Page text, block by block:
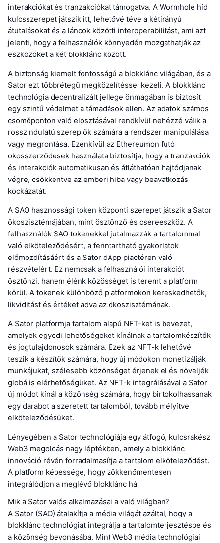
interakciókat és tranzakciókat támogatva. A Wormhole híd
kulcsszerepet játszik itt, lehetővé téve a kétirányú
átutalásokat és a láncok közötti interoperabilitást, ami azt
jelenti, hogy a felhasználók könnyedén mozgathatják az
eszközöket a két blokklánc között.
A biztonság kiemelt fontosságú a blokklánc világában, és a
Sator ezt többrétegű megközelítéssel kezeli. A blokklánc
technológia decentralizált jellege önmagában is biztosít
egy szintű védelmet a támadások ellen. Az adatok számos
csomóponton való elosztásával rendkívül nehézzé válik a
rosszindulatú szereplők számára a rendszer manipulálása
vagy megrontása. Ezenkívül az Ethereumon futó
okosszerződések használata biztosítja, hogy a tranzakciók
és interakciók automatikusan és átláthatóan hajtódjanak
végre, csökkentve az emberi hiba vagy beavatkozás
kockázatát.
A SAO hasznossági token központi szerepet játszik a Sator
ökoszisztémájában, mint ösztönző és csereeszköz. A
felhasználók SAO tokenekkel jutalmazzák a tartalommal
való elköteleződésért, a fenntartható gyakorlatok
előmozdításáért és a Sator dApp piactéren való
részvételért. Ez nemcsak a felhasználói interakciót
ösztönzi, hanem élénk közösséget is teremt a platform
körül. A tokenek különböző platformokon kereskedhetők,
likviditást és értéket adva az ökoszisztémának.
A Sator platformja tartalom alapú NFT-ket is bevezet,
amelyek egyedi lehetőségeket kínálnak a tartalomkészítők
és jogtulajdonosok számára. Ezek az NFT-k lehetővé
teszik a készítők számára, hogy új módokon monetizálják
munkájukat, szélesebb közönséget érjenek el és növeljék
globális elérhetőségüket. Az NFT-k integrálásával a Sator
új módot kínál a közönség számára, hogy birtokolhassanak
egy darabot a szeretett tartalomból, tovább mélyítve
elköteleződésüket.
Lényegében a Sator technológiája egy átfogó, kulcsrakész
Web3 megoldás nagy léptékben, amely a blokklánc
innováció révén forradalmasítja a tartalom elköteleződést.
A platform képessége, hogy zökkenőmentesen
integrálódjon a meglévő blokklánc hál
Mik a Sator valós alkalmazásai a való világban?
A Sator (SAO) átalakítja a média világát azáltal, hogy a
blokklánc technológiát integrálja a tartalomterjesztésbe és
a közönség bevonásába. Mint Web3 média technológiai